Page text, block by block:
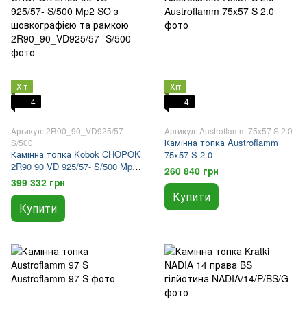
Хіт
4
Артикул: 2R90_90_VD925/57-
S/500
Камінна топка Kobok CHOPOK
2R90 90 VD 925/57- S/500 Mp2
SO з шовкографією та
рамкою
399 332 грн
Купити
Хіт
4
Артикул: Austroflamm 75x57 S 2.0
Камінна топка Austroflamm
75x57 S 2.0
260 840 грн
Купити